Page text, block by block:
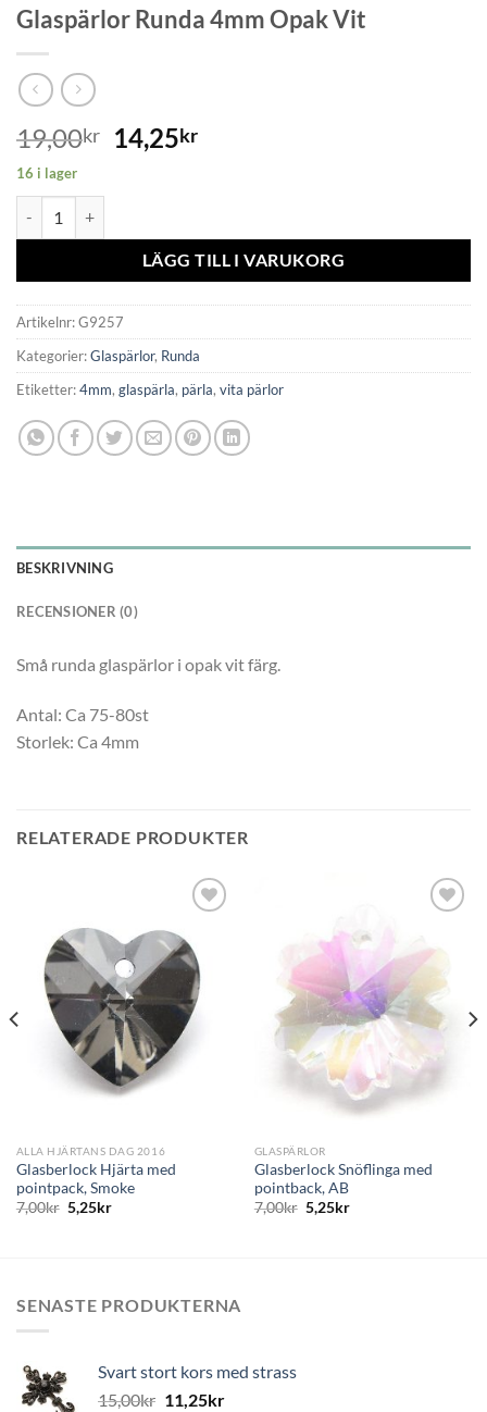
Glaspärlor Runda 4mm Opak Vit
19,00kr 14,25kr
16 i lager
LÄGG TILL I VARUKORG
Artikelnr:G9257
Kategorier:Glaspärlor, Runda
Etiketter:4mm, glaspärla, pärla, vita pärlor
BESKRIVNING
RECENSIONER (0)
Små runda glaspärlor i opak vit färg.
Antal: Ca 75-80st
Storlek: Ca 4mm
RELATERADE PRODUKTER
Lägg
till i
önskelistan
ALLA HJÄRTANS DAG 2016
Glasberlock Hjärta med
pointpack, Smoke
7,00kr 5,25kr
Lägg
till i
önskelistan
GLASPÄRLOR
Glasberlock Snöflinga med
pointback, AB
7,00kr 5,25kr
SENASTE PRODUKTERNA
Svart stort kors med strass
15,00kr 11,25kr